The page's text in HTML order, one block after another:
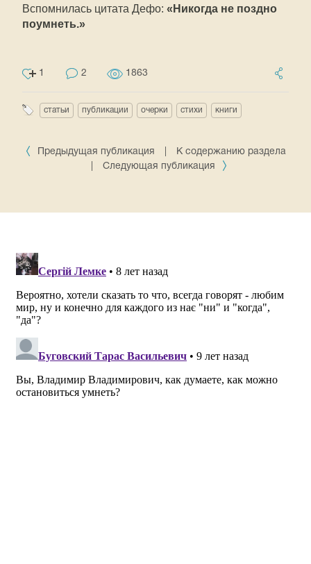
Вспомнилась цитата Дефо: «Никогда не поздно
поумнеть.»
1 2 1863
статьи публикации очерки стихи книги
Предыдущая публикация
К содержанию раздела
Следующая публикация